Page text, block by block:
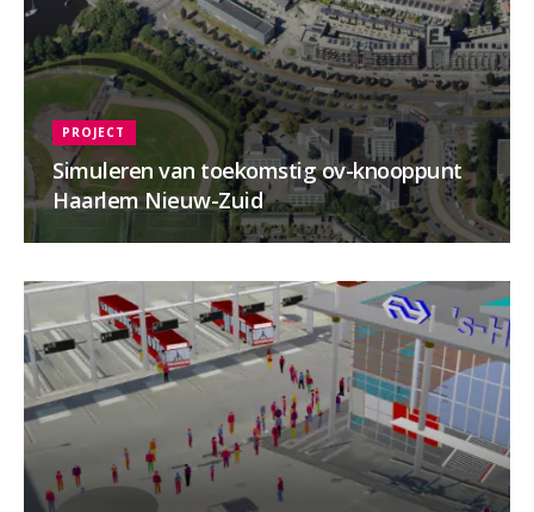
Simuleren van toekomstig ov-knooppunt
Haarlem Nieuw-Zuid
PROJECT